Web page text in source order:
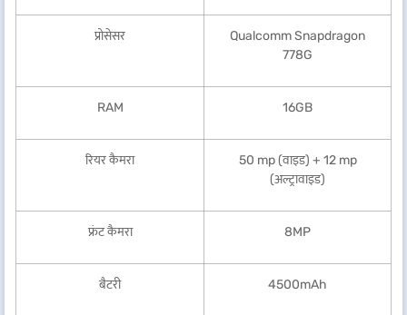
प्रोसेसर
Qualcomm Snapdragon
778G
RAM 16GB
रियर कैमरा
50 mp (वाइड) + 12 mp
(अल्ट्रावाइड)
फ्रंट कैमरा 8MP
बैटरी 4500mAh